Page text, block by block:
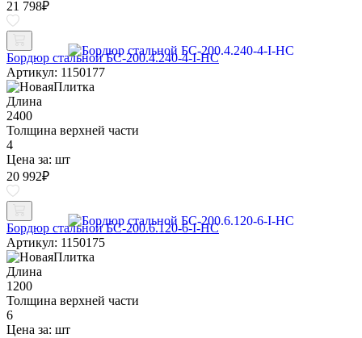
21 798₽
Бордюр стальной БС-200.4.240-4-I-НС
Артикул: 1150177
Длина
2400
Толщина верхней части
4
Цена за: шт
20 992₽
Бордюр стальной БС-200.6.120-6-I-НС
Артикул: 1150175
Длина
1200
Толщина верхней части
6
Цена за: шт